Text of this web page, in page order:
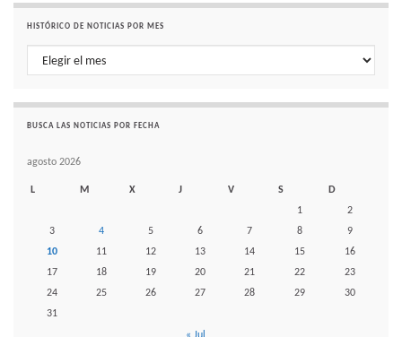
HISTÓRICO DE NOTICIAS POR MES
Histórico de noticias por mes
BUSCA LAS NOTICIAS POR FECHA
agosto 2026
L M X J V S
D
1
2
3
4 5 6 7 8
9
10
11 12 13 14 15
16
17
18 19 20 21 22
23
24
25 26 27 28 29
30
31